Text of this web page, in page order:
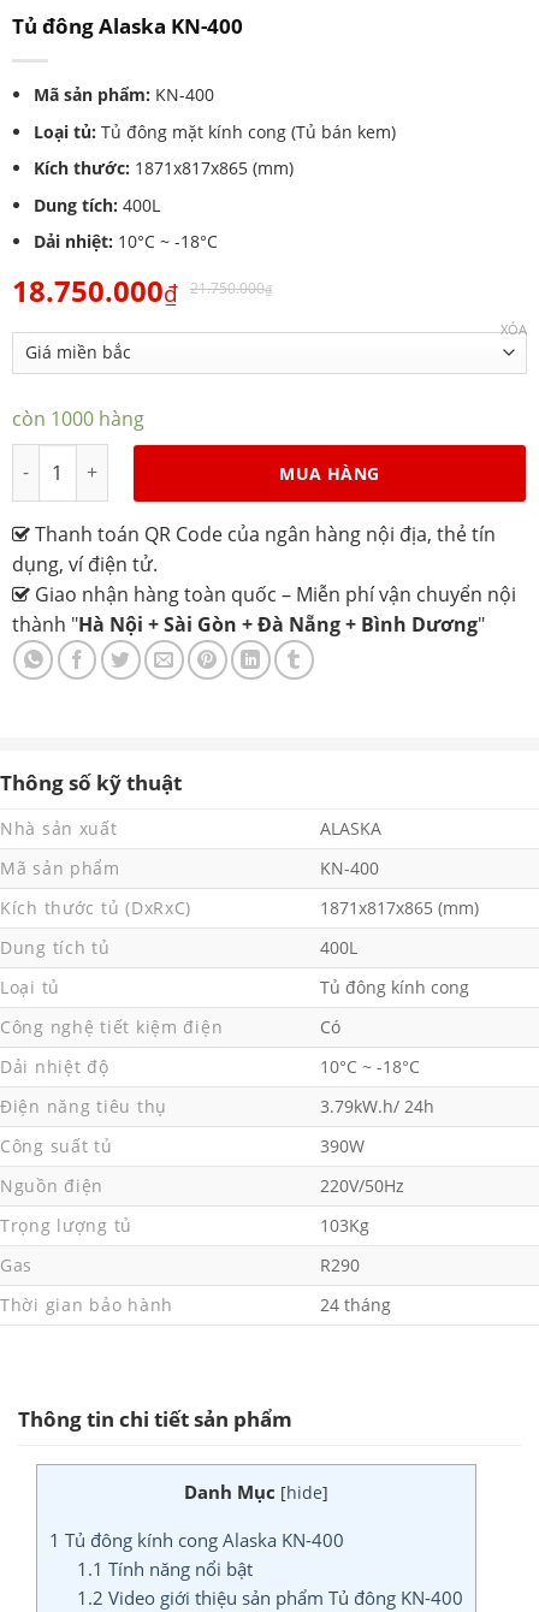
Tủ đông Alaska KN-400
Mã sản phẩm: KN-400
Loại tủ: Tủ đông mặt kính cong (Tủ bán kem)
Kích thước: 1871x817x865 (mm)
Dung tích: 400L
Dải nhiệt: 10°C ~ -18°C
18.750.000₫ 21.750.000₫
XÓA
còn 1000 hàng
MUA HÀNG
Thanh toán QR Code của ngân hàng nội địa, thẻ tín
dụng, ví điện tử.
Giao nhận hàng toàn quốc – Miễn phí vận chuyển nội
thành "Hà Nội + Sài Gòn + Đà Nẵng + Bình Dương"
Thông số kỹ thuật
Nhà sản xuất
ALASKA
Mã sản phẩm
KN-400
Kích thước tủ (DxRxC)
1871x817x865 (mm)
Dung tích tủ
400L
Loại tủ
Tủ đông kính cong
Công nghệ tiết kiệm điện
Có
Dải nhiệt độ
10°C ~ -18°C
Điện năng tiêu thụ
3.79kW.h/ 24h
Công suất tủ
390W
Nguồn điện
220V/50Hz
Trọng lượng tủ
103Kg
Gas
R290
Thời gian bảo hành
24 tháng
Thông tin chi tiết sản phẩm
Danh Mục [hide]
1 Tủ đông kính cong Alaska KN-400
1.1 Tính năng nổi bật
1.2 Video giới thiệu sản phẩm Tủ đông KN-400